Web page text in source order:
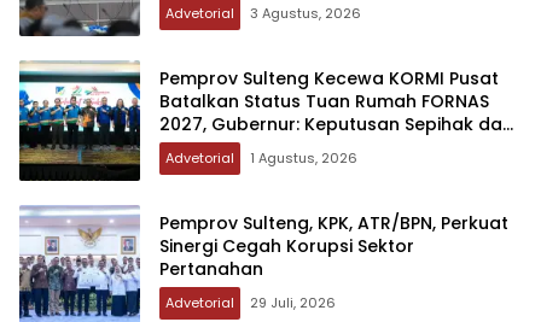
Advetorial 3 Agustus, 2026
Pemprov Sulteng Kecewa KORMI Pusat
Batalkan Status Tuan Rumah FORNAS
2027, Gubernur: Keputusan Sepihak dan
Tanpa Koordinasi
Advetorial 1 Agustus, 2026
Pemprov Sulteng, KPK, ATR/BPN, Perkuat
Sinergi Cegah Korupsi Sektor
Pertanahan
Advetorial 29 Juli, 2026